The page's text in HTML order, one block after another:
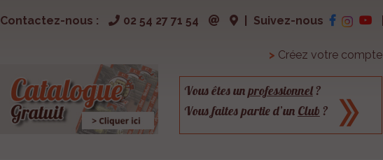
Contactez-nous : 02 54 27 71 54 Suivez-nous
> Créez votre compte
Vous êtes unprofessionnel?
Vous faites partie d’un Club ?